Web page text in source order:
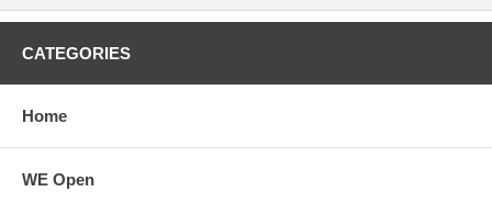
CATEGORIES
Home
WE Open